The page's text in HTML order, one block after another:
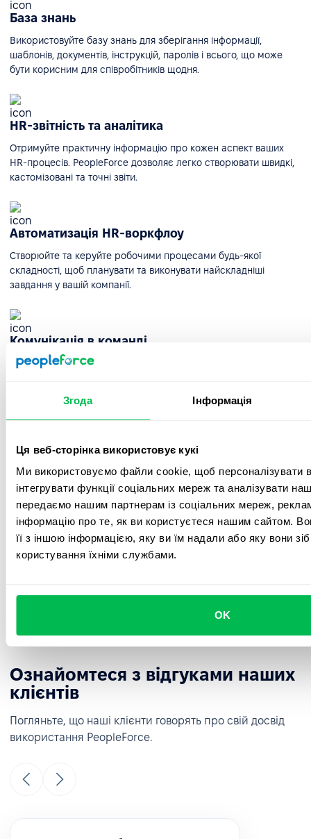
Згода Інформація
Ця веб-сторінка використовує кукі
Ми використовуємо файли cookie, щоб персоналізувати
інтегрувати функції соціальних мереж та аналізувати
передаємо нашим партнерам із соціальних мереж,
інформацію про те, як ви користуєтеся нашим сайтом.
її з іншою інформацією, яку ви їм надали або яку вони
користування їхніми службами.
OK
База знань
Використовуйте базу знань для зберігання інформації,
шаблонів, документів, інструкцій, паролів і всього, що може
бути корисним для співробітників щодня.
HR-звітність та аналітика
Отримуйте практичну інформацію про кожен аспект ваших
HR-процесів. PeopleForce дозволяє легко створювати швидкі,
кастомізовані та точні звіти.
Автоматизація HR-воркфлоу
Створюйте та керуйте робочими процесами будь-якої
складності, щоб планувати та виконувати найскладніші
завдання у вашій компанії.
Комунікація в команді
Стрічка новин допоможе зберігати всю важливу інформацію
Таймлайн відсутностей та HR-календар
Таймлайн вихідних дозволить вам швидко побачити, хто з
ваших колег відсутній і з якої причини, а також дізнатися про
важливі дати компанії.
Інтеграції
месенджери для зручної комунікації, планування зустрічей у
Ознайомтеся з відгуками наших
клієнтів
Погляньте, що наші клієнти говорять про свій досвід
використання PeopleForce.